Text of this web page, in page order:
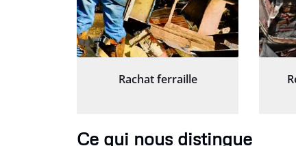
Rachat ferraille
Ce qui nous distingue